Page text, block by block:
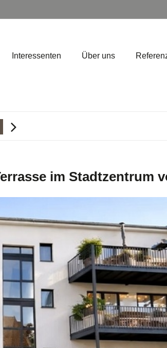
Interessenten Über uns
im Stadtzentrum